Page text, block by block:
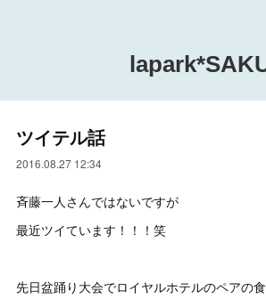
ツイテル話
2016.08.27 12:34
斉藤一人さんではないですが
最近ツイています！！！笑
先日盆踊り大会でロイヤルホテルのペアの